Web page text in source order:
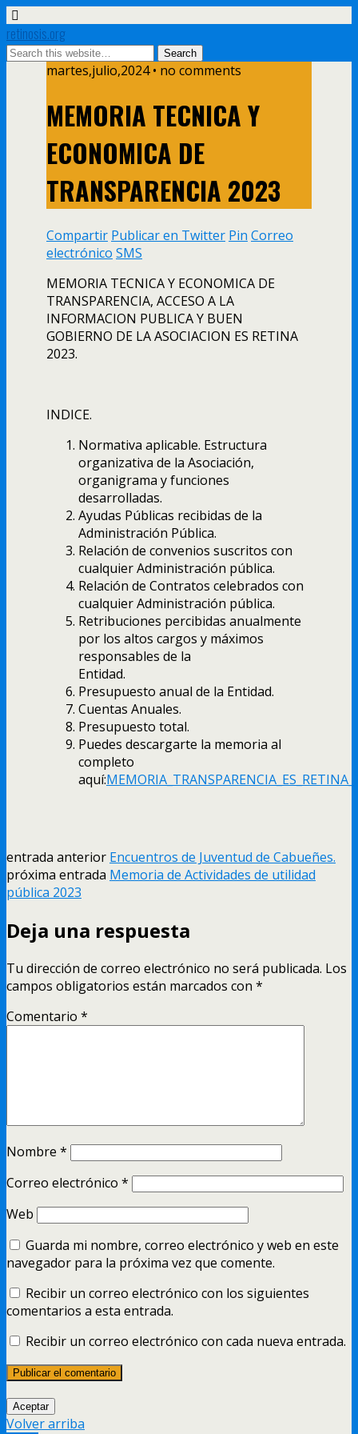
retinosis.org
martes,julio,2024 • no comments
MEMORIA TECNICA Y
ECONOMICA DE
TRANSPARENCIA 2023
Compartir Publicar en Twitter Pin Correo
electrónico SMS
MEMORIA TECNICA Y ECONOMICA DE
TRANSPARENCIA, ACCESO A LA
INFORMACION PUBLICA Y BUEN
GOBIERNO DE LA ASOCIACION ES RETINA
2023.
INDICE.
Normativa aplicable. Estructura
organizativa de la Asociación,
organigrama y funciones
desarrolladas.
Ayudas Públicas recibidas de la
Administración Pública.
Relación de convenios suscritos con
cualquier Administración pública.
Relación de Contratos celebrados con
cualquier Administración pública.
Retribuciones percibidas anualmente
por los altos cargos y máximos
responsables de la
Entidad.
Presupuesto anual de la Entidad.
Cuentas Anuales.
Presupuesto total.
Puedes descargarte la memoria al
completo
aquí:
entrada anterior Encuentros de Juventud de Cabueñes.
próxima entrada Memoria de Actividades de utilidad
pública 2023
Deja una respuesta
Tu dirección de correo electrónico no será publicada. Los
campos obligatorios están marcados con *
Comentario *
Nombre *
Correo electrónico *
Web
Guarda mi nombre, correo electrónico y web en este
navegador para la próxima vez que comente.
Recibir un correo electrónico con los siguientes
comentarios a esta entrada.
Recibir un correo electrónico con cada nueva entrada.
Aceptar
Volver arriba